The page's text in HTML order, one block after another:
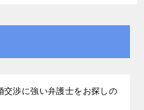
交渉に強い弁護士をお探しの